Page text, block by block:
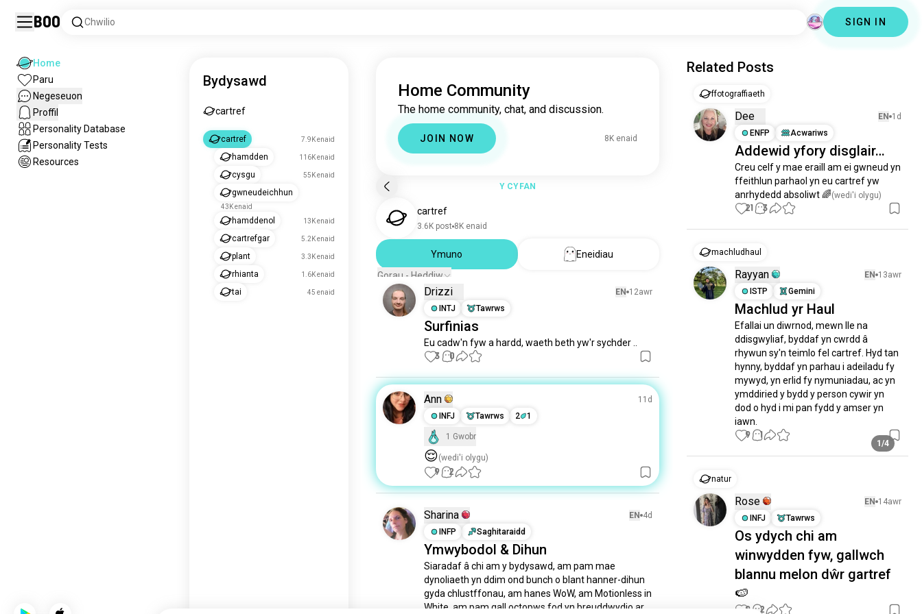
Boo Chwilio SIGN IN
Home
Paru
Negeseuon
Proffil
Personality Database
Personality Tests
Resources
Bydysawd
cartref
cartref 7.9K enaid
hamdden 116K enaid
cysgu 55K enaid
gwneudeichhun
43K enaid
hamddenol 13K enaid
cartrefgar 5.2K enaid
plant 3.3K enaid
rhianta 1.6K enaid
tai 45 enaid
Home Community
The home community, chat, and discussion.
JOIN NOW 8K enaid
Y CYFAN
cartref
3.6K post 8K enaid
Ymuno
Eneidiau
Gorau - Heddiw
Drizzi EN 12awr
INTJ
Tawrws
Surfinias
Eu cadw'n fyw a hardd, waeth beth yw'r sychder ..
3 0
Ann
11d
INFJ
Tawrws 2 1
1 Gwobr
😌(wedi'i olygu)
9 2
Sharina EN 4d
INFP
Saghitaraidd
Ymwybodol & Dihun
Siaradaf â chi am y bydysawd, am pam mae
dynoliaeth yn ddim ond bunch o blant hanner-dihun
gyda chlustffonau, am hanes WoW, am Motionless in
White, am pam gall octopws fod yn breuddwydio ar
Related Posts
ffotograffiaeth
Dee EN 1d
ENFP
Acwariws
Addewid yfory disglair…
Creu celf y mae eraill am ei gwneud yn
ffeithlun parhaol yn eu cartref yw
anrhydedd absoliwt 🌈(wedi'i olygu)
21 3
machludhaul
Rayyan EN 13awr
ISTP
Gemini
Machlud yr Haul
Efallai un diwrnod, mewn lle na
ddisgwyliaf, byddaf yn cwrdd â
rhywun sy'n teimlo fel cartref. Hyd tan
hynny, byddaf yn parhau i adeiladu fy
mywyd, yn erlid fy nymuniadau, ac yn
ymddiried y bydd y person cywir yn
dod o hyd i mi pan fydd y amser yn
iawn.
1/4
9 1
natur
Rose EN 14awr
INFJ
Tawrws
Os ydych chi am
winwydden fyw, gallwch
blannu melon dŵr gartref
🍉
9 2